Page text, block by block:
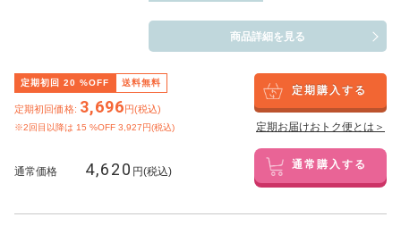
商品詳細を見る
定期初回 20 %OFF 送料無料
定期初回価格: 3,696円(税込)
※2回目以降は 15 %OFF 3,927円(税込)
定期購入する
定期お届けおトク便とは＞
通常価格 4,620 円(税込) 通常購入する